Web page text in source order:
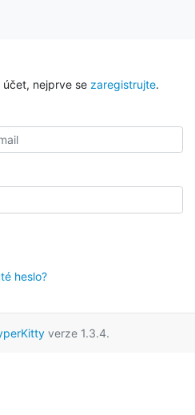
nejprve se zaregistrujte.
heslo?
verze 1.3.4.